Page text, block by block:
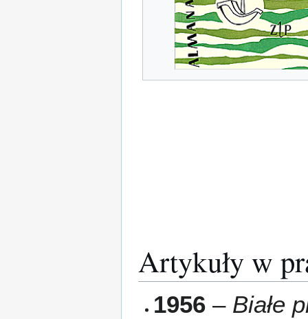
Artykuły w
1956 – Białe